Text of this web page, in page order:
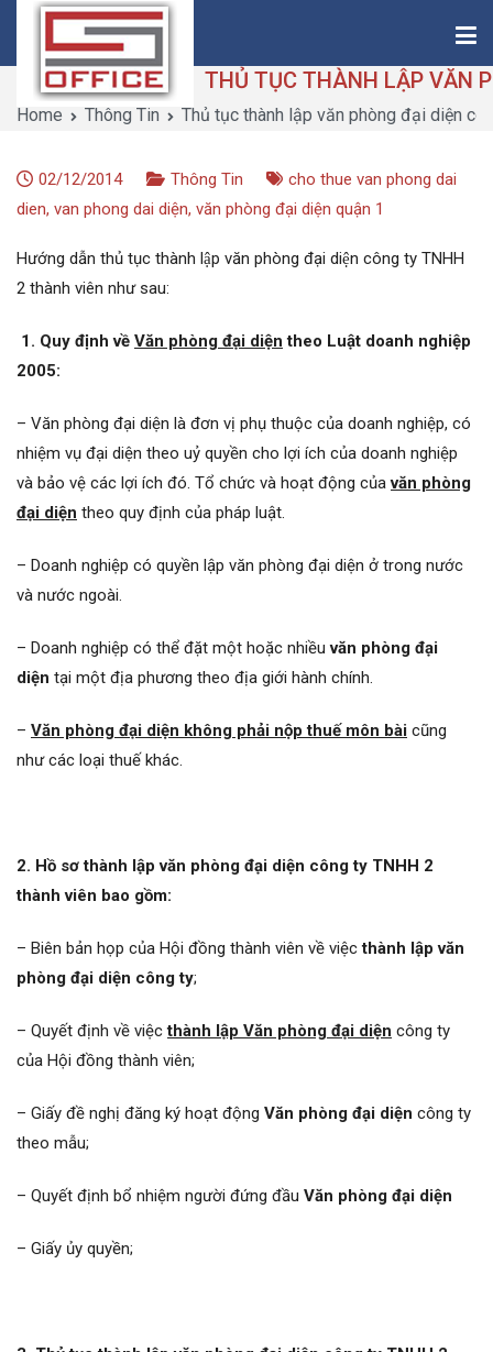
content
Saigon-Office
Saving Is Solution
Home Thông Tin Thủ tục thành lập văn phòng đại diện
02/12/2014 Thông Tin
cho thue van phong dai
dien, van phong dai diện, văn phòng đại diện quận 1
Hướng dẫn thủ tục thành lập văn phòng đại diện công ty TNHH
2 thành viên như sau:
1. Quy định về Văn phòng đại diện theo Luật doanh nghiệp
2005:
– Văn phòng đại diện là đơn vị phụ thuộc của doanh nghiệp, có
nhiệm vụ đại diện theo uỷ quyền cho lợi ích của doanh nghiệp
và bảo vệ các lợi ích đó. Tổ chức và hoạt động củavăn phòng
đại diện theo quy định của pháp luật.
– Doanh nghiệp có quyền lập văn phòng đại diện ở trong nước
và nước ngoài.
– Doanh nghiệp có thể đặt một hoặc nhiều văn phòng đại
diện tại một địa phương theo địa giới hành chính.
– Văn phòng đại diện không phải nộp thuế môn bài cũng
như các loại thuế khác.
2. Hồ sơ thành lập văn phòng đại diện công ty TNHH 2
thành viên bao gồm:
– Biên bản họp của Hội đồng thành viên về việcthành lập văn
phòng đại diện công ty;
– Quyết định về việcthành lập Văn phòng đại diện công ty
của Hội đồng thành viên;
– Giấy đề nghị đăng ký hoạt động Văn phòng đại diện công ty
theo mẫu;
– Quyết định bổ nhiệm người đứng đầu Văn phòng đại diện
– Giấy ủy quyền;